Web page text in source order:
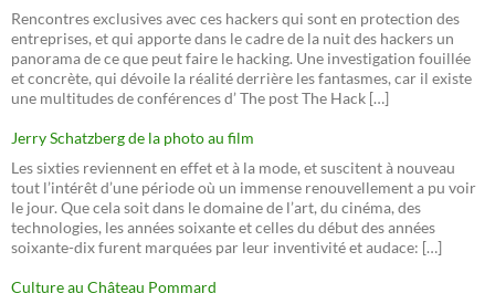
Rencontres exclusives avec ces hackers qui sont en protection des
entreprises, et qui apporte dans le cadre de la nuit des hackers un
panorama de ce que peut faire le hacking. Une investigation fouillée
et concrète, qui dévoile la réalité derrière les fantasmes, car il existe
une multitudes de conférences d’ The post The Hack […]
Jerry Schatzberg de la photo au film
Les sixties reviennent en effet et à la mode, et suscitent à nouveau
tout l’intérêt d’une période où un immense renouvellement a pu voir
le jour. Que cela soit dans le domaine de l’art, du cinéma, des
technologies, les années soixante et celles du début des années
soixante-dix furent marquées par leur inventivité et audace: […]
Culture au Château Pommard